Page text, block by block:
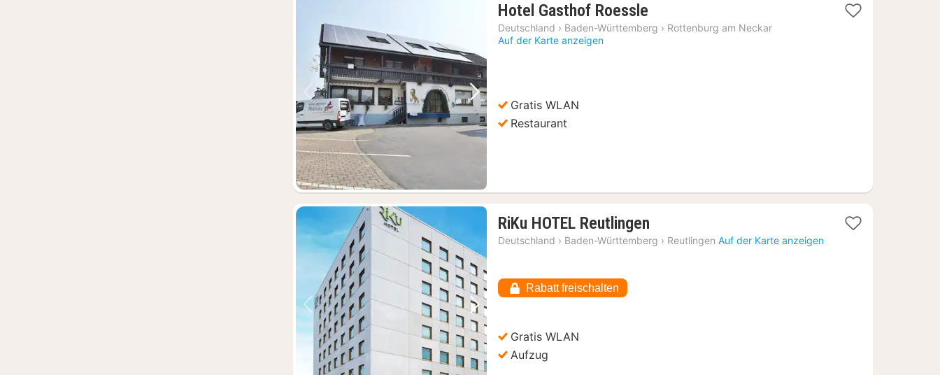
Vorheriges Bild Nächstes Bild
Hotel Gasthof Roessle
Nächte
Deutschland › Baden-Württemberg › Rottenburg am Neckar
Auf der Karte anzeigen
Gratis WLAN
Restaurant
Vorheriges Bild Nächstes Bild
RiKu HOTEL Reutlingen
Nächte
Deutschland › Baden-Württemberg › Reutlingen Auf der Karte anzeigen
Rabatt freischalten
Gratis WLAN
Aufzug